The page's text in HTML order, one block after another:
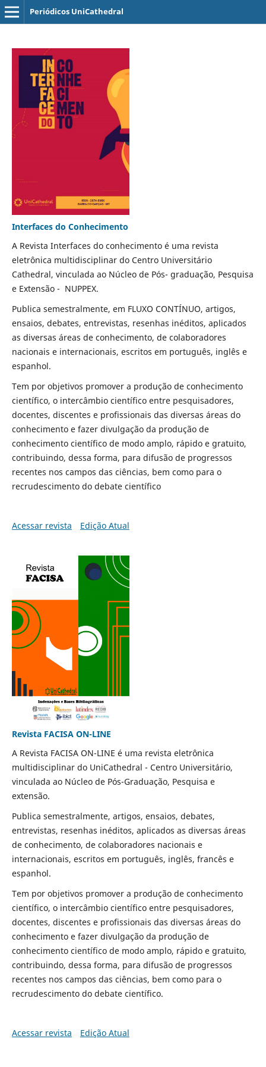
Periódicos UniCathedral
Interfaces do Conhecimento
A Revista Interfaces do conhecimento é uma revista
eletrônica multidisciplinar do Centro Universitário
Cathedral, vinculada ao Núcleo de Pós- graduação, Pesquisa
e Extensão - NUPPEX.
Publica semestralmente, em FLUXO CONTÍNUO, artigos,
ensaios, debates, entrevistas, resenhas inéditos, aplicados
as diversas áreas de conhecimento, de colaboradores
nacionais e internacionais, escritos em português, inglês e
espanhol.
Tem por objetivos promover a produção de conhecimento
científico, o intercâmbio científico entre pesquisadores,
docentes, discentes e profissionais das diversas áreas do
conhecimento e fazer divulgação da produção de
conhecimento científico de modo amplo, rápido e gratuito,
contribuindo, dessa forma, para difusão de progressos
recentes nos campos das ciências, bem como para o
recrudescimento do debate científico
Acessar revista Edição Atual
Revista FACISA ON-LINE
A Revista FACISA ON-LINE é uma revista eletrônica
multidisciplinar do UniCathedral - Centro Universitário,
vinculada ao Núcleo de Pós-Graduação, Pesquisa e
extensão.
Publica semestralmente, artigos, ensaios, debates,
entrevistas, resenhas inéditos, aplicados as diversas áreas
de conhecimento, de colaboradores nacionais e
internacionais, escritos em português, inglês, francês e
espanhol.
Tem por objetivos promover a produção de conhecimento
científico, o intercâmbio científico entre pesquisadores,
docentes, discentes e profissionais das diversas áreas do
conhecimento e fazer divulgação da produção de
conhecimento científico de modo amplo, rápido e gratuito,
contribuindo, dessa forma, para difusão de progressos
recentes nos campos das ciências, bem como para o
recrudescimento do debate científico.
Acessar revista Edição Atual